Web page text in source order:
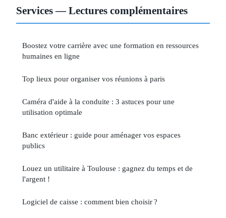
Services — Lectures complémentaires
Boostez votre carrière avec une formation en ressources
humaines en ligne
Top lieux pour organiser vos réunions à paris
Caméra d'aide à la conduite : 3 astuces pour une
utilisation optimale
Banc extérieur : guide pour aménager vos espaces
publics
Louez un utilitaire à Toulouse : gagnez du temps et de
l'argent !
Logiciel de caisse : comment bien choisir ?